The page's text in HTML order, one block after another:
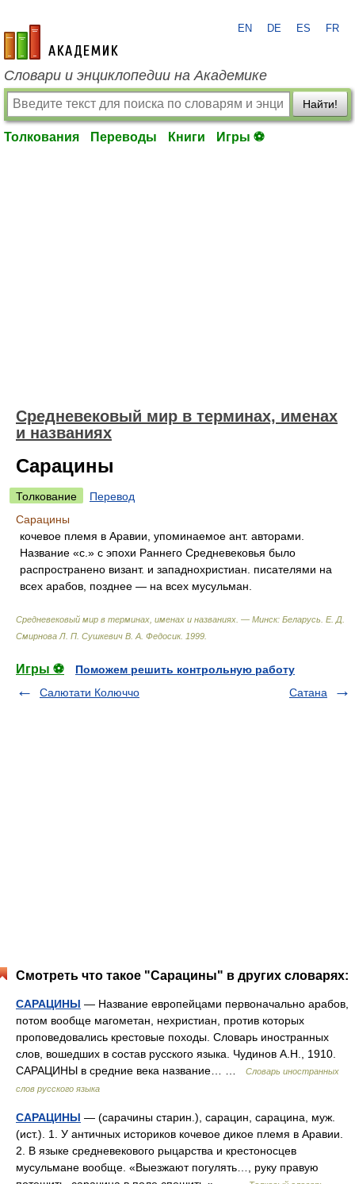
academic.ru
EN DE ES FR
Словари и энциклопедии на Академике
Найти!
Толкования Переводы Книги Игры ⚽
Средневековый мир в терминах, именах
и названиях
Сарацины
Толкование
Перевод
Сарацины
кочевое племя в Аравии, упоминаемое ант. авторами.
Название «с.» с эпохи Раннего Средневековья было
распространено визант. и западнохристиан. писателями на
всех арабов, позднее — на всех мусульман.
Средневековый мир в терминах, именах и названиях. — Минск: Беларусь Е. Д.
Смирнова Л. П. Сушкевич В. А. Федосик. 1999
Игры ⚽
Поможем решить контрольную работу
Салютати Колюччо
Сатана
Смотреть что такое "Сарацины" в других словарях:
САРАЦИНЫ — Название европейцами первоначально арабов,
потом вообще магометан, нехристиан, против которых
проповедовались крестовые походы. Словарь иностранных
слов, вошедших в состав русского языка. Чудинов А.Н., 1910.
САРАЦИНЫ в средние века название… …
Словарь иностранных
слов русского языка
САРАЦИНЫ — (сарачины старин.), сарацин, сарацина, муж.
(ист.). 1. У античных историков кочевое дикое племя в Аравии.
2. В языке средневекового рыцарства и крестоносцев
мусульмане вообще. «Выезжают погулять…, руку правую